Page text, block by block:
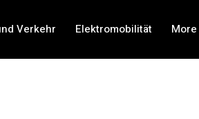
Verkehr Elektromobilität More